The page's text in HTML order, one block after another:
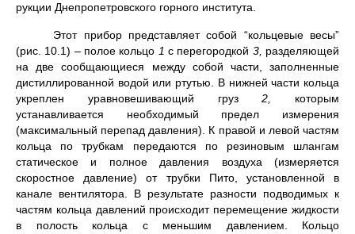
рукции Днепро­петровского горного института.
Этот прибор представляет собой “кольцевые весы”
(рис. 10.1) – полое кольцо 1 с перегородкой 3, разделяющей
на две сообщаю­щиеся между собой части, заполненные
дистиллированной водой или ртутью. В нижней части кольца
укреплен уравновешивающий груз2, которым
устанавливается необ­ходимый предел измерения
(максимальный перепад давления). К правой и левой частям
коль­ца по трубкам передаются по резиновым шлангам
статиче­ское и полное давления воздуха (измеряется
скоростное давление) от трубки Пито, установленной в
канале вентилятора. В результате разности подводи­мых к
частям кольца давлений происходит пере­мещение жидкости
в полость кольца с меньшим давлением. Коль­цо